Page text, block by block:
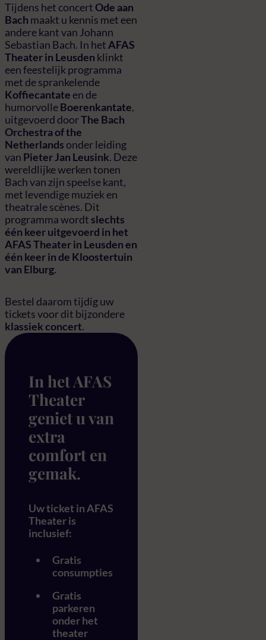
Tijdens het concertOde aan
Bach maakt u kennis met een
andere kant van Johann
Sebastian Bach. In hetAFAS
Theater in Leusden klinkt
een feestelijk programma
met de sprankelende
Koffiecantate en de
humorvolleBoerenkantate,
uitgevoerd doorThe Bach
Orchestra of the
Netherlands onder leiding
van Pieter Jan Leusink. Deze
wereldlijke werken tonen
Bach van zijn speelse kant,
met levendige muziek en
theatrale scènes. Dit
programma wordtslechts
één keer uitgevoerd in het
AFAS Theater in Leusden en
één keer in de Kloostertuin
van Elburg.
Bestel daarom tijdig uw
tickets voor dit bijzondere
klassiek concert.
In het AFAS
Theater
geniet u van
extra
comfort en
gemak.
Uw ticket in AFAS
Theater is
inclusief:
Gratis
consumpties
Gratis
parkeren
onder het
theater